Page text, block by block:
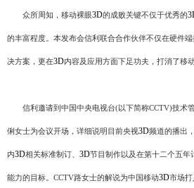
众所周知，移动裸眼3D的成败关键不仅于优秀的
的丰富程度。本发布会信利联合合作伙伴不仅在硬件
决方案，更在3D内容及应用方面下足功夫，打消了移
信利邀请到中国中央电视台(以下简称CCTV)技术
俐女士为会议开场，详细说明目前央视3D频道的播出
内3D相关标准制订、 3D节目制作以及在第十二个五年
能力的目标。CCTV路女士的解说为中国移动3D市场